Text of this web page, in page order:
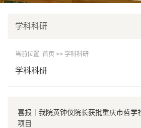
学科科研
当前位置: 首页 >> 学科科研
学科科研
喜报｜我院黄钟仪院长获批重庆市哲学
项目